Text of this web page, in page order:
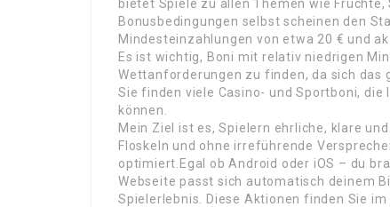
bietet Spiele zu allen Themen wie
Bonusbedingungen selbst scheinen den
Mindesteinzahlungen von etwa 20 € und
Es ist wichtig, Boni mit relativ niedrigen
Wettanforderungen zu finden, da sich das
Sie finden viele Casino- und Sportboni, die
können.
Mein Ziel ist es, Spielern ehrliche, klare
Floskeln und ohne irreführende
optimiert.Egal ob Android oder iOS – du
Webseite passt sich automatisch deinem
Spielerlebnis. Diese Aktionen finden Sie